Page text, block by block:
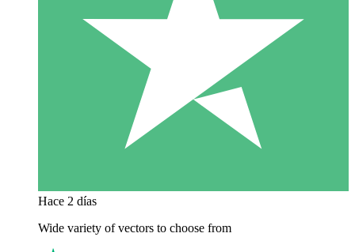
Hace 2 días
Wide variety of vectors to choose from